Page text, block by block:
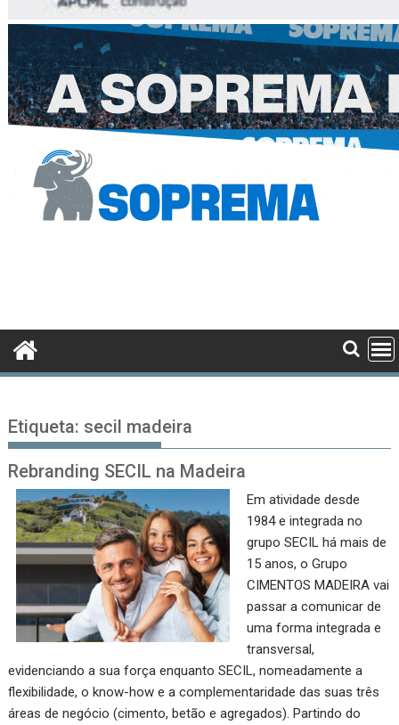
Etiqueta: secil madeira
Rebranding SECIL na Madeira
Em atividade desde
1984 e integrada no
grupo SECIL há mais de
15 anos, o Grupo
CIMENTOS MADEIRA vai
passar a comunicar de
uma forma integrada e
transversal,
evidenciando a sua força enquanto SECIL, nomeadamente a
flexibilidade, o know-how e a complementaridade das suas três
áreas de negócio (cimento, betão e agregados). Partindo do